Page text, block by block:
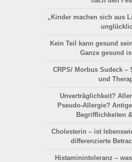
„Kinder machen sich aus
Kein Teil kann gesund
Ganze gesund
CRPS/ Morbus Sudeck –
und
Unverträglichkeit?
Pseudo-Allergie?
Begrifflichkeiten
Cholesterin – ist
differenzierte
Histaminintoleranz –